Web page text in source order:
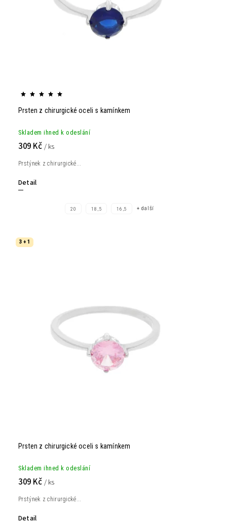
Prsten z chirurgické oceli s kamínkem
Skladem ihned k odeslání
309 Kč / ks
Detail
Prstýnek z chirurgické...
20 18,5 16,5 + další
3 + 1
Prsten z chirurgické oceli s kamínkem
Skladem ihned k odeslání
309 Kč / ks
Detail
Prstýnek z chirurgické...